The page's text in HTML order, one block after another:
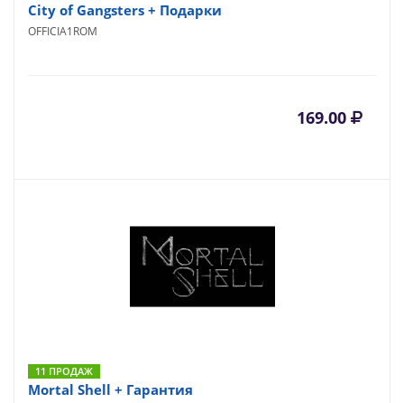
City of Gangsters + Подарки
OFFICIA1ROM
169.00
11 ПРОДАЖ
Mortal Shell + Гарантия